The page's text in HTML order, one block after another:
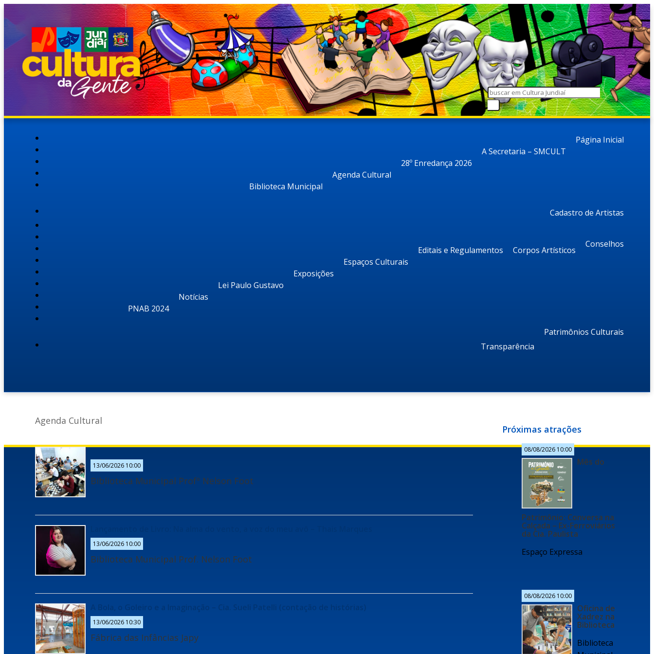
Página Inicial
A Secretaria – SMCULT
28º Enredança 2026
Agenda Cultural
Biblioteca Municipal
Cadastro de Artistas
Conselhos
Corpos Artísticos
Editais e Regulamentos
Espaços Culturais
Exposições
Lei Paulo Gustavo
Notícias
PNAB 2024
Patrimônios Culturais
Transparência
Agenda Cultural
Oficina de Xadrez na Biblioteca
13/06/2026 10:00
Biblioteca Municipal Profº Nelson Foot
13/06/2026 10:00
Biblioteca Municipal Prof. Nelson Foot
A Bola, o Goleiro e a Imaginação – Cia. Sueli Patelli (contação de histórias)
13/06/2026 10:30
Fábrica das Infâncias Japy
Próximas atrações
08/08/2026 10:00
Mês do
Patrimônio: Conversa na
Calçada – Ex-Ferroviários
da Cia. Paulista
Espaço Expressa
08/08/2026 10:00
Oficina de
Xadrez na
Biblioteca
Biblioteca